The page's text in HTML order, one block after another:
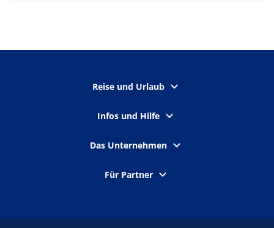
Reise und Urlaub
Infos und Hilfe
Das Unternehmen
Für Partner